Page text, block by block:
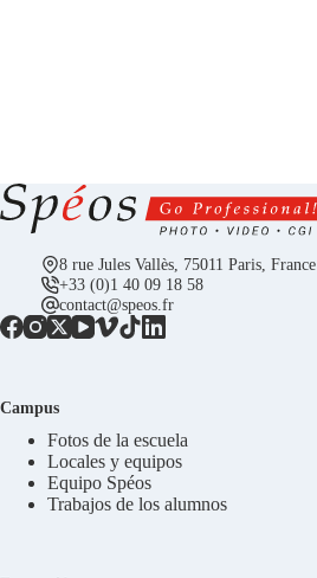
8 rue Jules Vallès, 75011 Paris, France
+33 (0)1 40 09 18 58
contact@speos.fr
Campus
Fotos de la escuela
Locales y equipos
Equipo Spéos
Trabajos de los alumnos